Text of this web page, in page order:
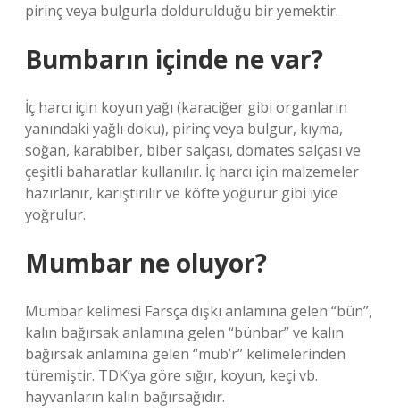
pirinç veya bulgurla doldurulduğu bir yemektir.
Bumbarın içinde ne var?
İç harcı için koyun yağı (karaciğer gibi organların
yanındaki yağlı doku), pirinç veya bulgur, kıyma,
soğan, karabiber, biber salçası, domates salçası ve
çeşitli baharatlar kullanılır. İç harcı için malzemeler
hazırlanır, karıştırılır ve köfte yoğurur gibi iyice
yoğrulur.
Mumbar ne oluyor?
Mumbar kelimesi Farsça dışkı anlamına gelen “bün”,
kalın bağırsak anlamına gelen “bünbar” ve kalın
bağırsak anlamına gelen “mub’r” kelimelerinden
türemiştir. TDK’ya göre sığır, koyun, keçi vb.
hayvanların kalın bağırsağıdır.